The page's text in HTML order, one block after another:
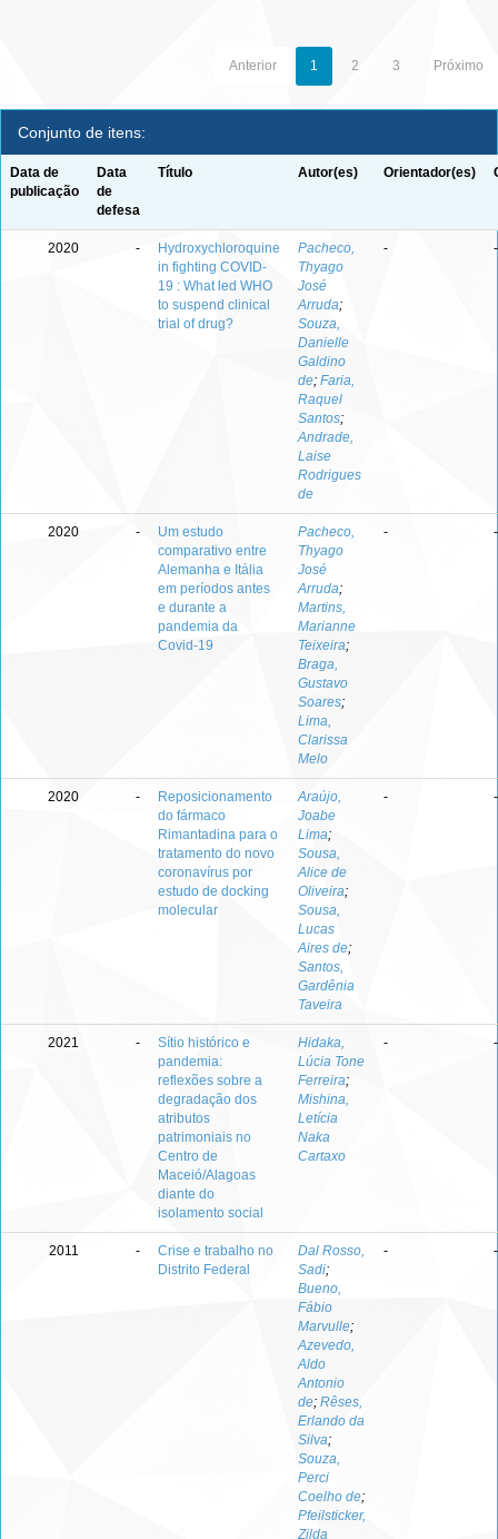
Anterior 1 2 3 Próximo
Conjunto de itens:
Data de
publicação
Data
de
defesa
Título Autor(es) Orientador(es)
2020 -
Hydroxychloroquine
in fighting COVID-
19 : What led WHO
to suspend clinical
trial of drug?
Pacheco,
Thyago
José
Arruda;
Souza,
Danielle
Galdino
de; Faria,
Raquel
Santos;
Andrade,
Laise
Rodrigues
de
- -
2020 -
Um estudo
comparativo entre
Alemanha e Itália
em períodos antes
e durante a
pandemia da
Covid-19
Pacheco,
Thyago
José
Arruda;
Martins,
Marianne
Teixeira;
Braga,
Gustavo
Soares;
Lima,
Clarissa
Melo
- -
2020 -
Reposicionamento
do fármaco
Rimantadina para o
tratamento do novo
coronavírus por
estudo de docking
molecular
Araújo,
Joabe
Lima;
Sousa,
Alice de
Oliveira;
Sousa,
Lucas
Aires de;
Santos,
Gardênia
Taveira
- -
2021 -
Sítio histórico e
pandemia:
reflexões sobre a
degradação dos
atributos
patrimoniais no
Centro de
Maceió/Alagoas
diante do
isolamento social
Hidaka,
Lúcia Tone
Ferreira;
Mishina,
Letícia
Naka
Cartaxo
- -
2011 -
Crise e trabalho no
Distrito Federal
Dal Rosso,
Sadi;
Bueno,
Fábio
Marvulle;
Azevedo,
Aldo
Antonio
de; Rêses,
Erlando da
Silva;
Souza,
Perci
Coelho de;
Pfeilsticker,
Zilda
- -